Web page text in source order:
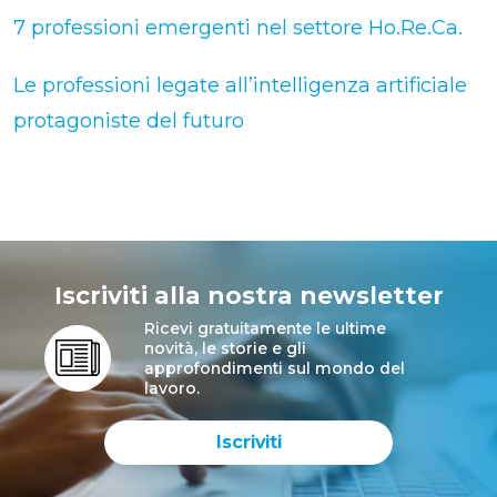
7 professioni emergenti nel settore Ho.Re.Ca.
Le professioni legate all’intelligenza artificiale
protagoniste del futuro
Iscriviti alla nostra newsletter
Ricevi gratuitamente le ultime
novità, le storie e gli
approfondimenti sul mondo del
lavoro.
Iscriviti